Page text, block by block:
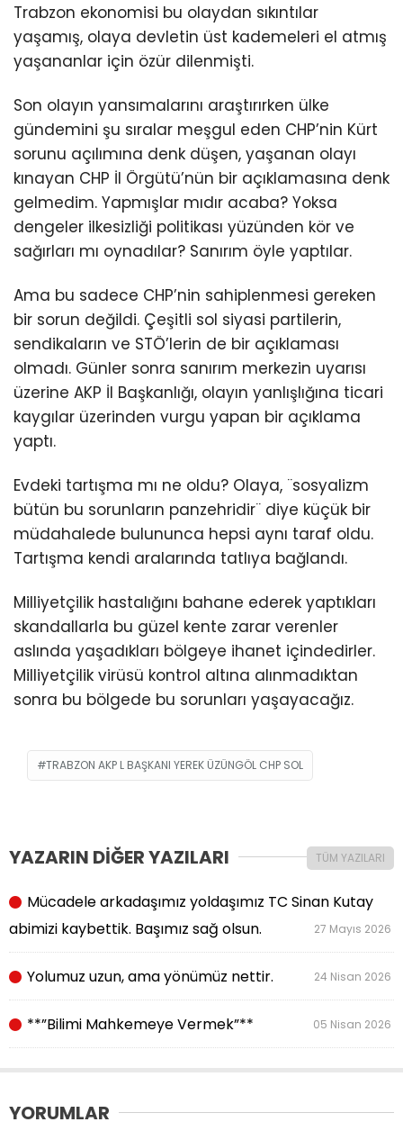
Trabzon ekonomisi bu olaydan sıkıntılar
yaşamış, olaya devletin üst kademeleri el atmış
yaşananlar için özür dilenmişti.
Son olayın yansımalarını araştırırken ülke
gündemini şu sıralar meşgul eden CHP’nin Kürt
sorunu açılımına denk düşen, yaşanan olayı
kınayan CHP İl Örgütü’nün bir açıklamasına denk
gelmedim. Yapmışlar mıdır acaba? Yoksa
dengeler ilkesizliği politikası yüzünden kör ve
sağırları mı oynadılar? Sanırım öyle yaptılar.
Ama bu sadece CHP’nin sahiplenmesi gereken
bir sorun değildi. Çeşitli sol siyasi partilerin,
sendikaların ve STÖ’lerin de bir açıklaması
olmadı. Günler sonra sanırım merkezin uyarısı
üzerine AKP İl Başkanlığı, olayın yanlışlığına ticari
kaygılar üzerinden vurgu yapan bir açıklama
yaptı.
Evdeki tartışma mı ne oldu? Olaya, ¨sosyalizm
bütün bu sorunların panzehridir¨ diye küçük bir
müdahalede bulununca hepsi aynı taraf oldu.
Tartışma kendi aralarında tatlıya bağlandı.
Milliyetçilik hastalığını bahane ederek yaptıkları
skandallarla bu güzel kente zarar verenler
aslında yaşadıkları bölgeye ihanet içindedirler.
Milliyetçilik virüsü kontrol altına alınmadıktan
sonra bu bölgede bu sorunları yaşayacağız.
TRABZON AKP L BAŞKANI YEREK ÜZÜNGÖL CHP SOL
YAZARIN DİĞER YAZILARI TÜM YAZILARI
Mücadele arkadaşımız yoldaşımız TC Sinan Kutay
abimizi kaybettik. Başımız sağ olsun.
27 Mayıs 2026
Yolumuz uzun, ama yönümüz nettir. 24 Nisan 2026
**”Bilimi Mahkemeye Vermek”** 05 Nisan 2026
YORUMLAR